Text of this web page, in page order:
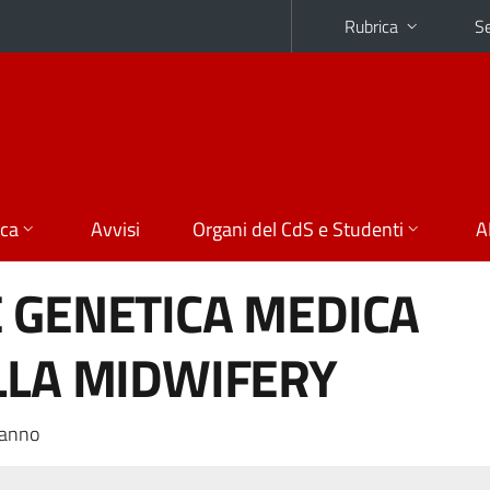
Rubrica
Avvisi Organi del CdS e Studenti
MEDICA
MIDWIFERY